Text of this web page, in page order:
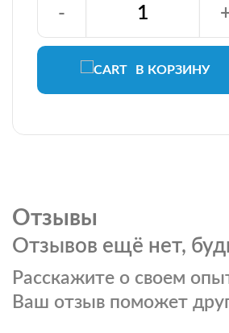
В КОРЗИНУ
-
Отзывы
Отзывов ещё нет,
Расскажите о своем
Ваш отзыв поможет